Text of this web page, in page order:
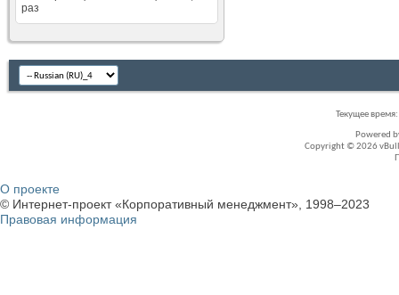
раз
Текущее время:
Powered
Copyright © 2026
О проекте
© Интернет-проект «Корпоративный менеджмент», 1998–2023
Правовая информация